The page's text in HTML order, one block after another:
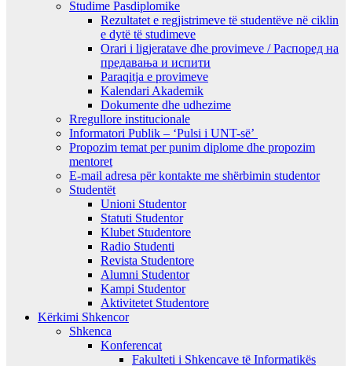
Studime Pasdiplomike
Rezultatet e regjistrimeve të studentëve në ciklin
e dytë të studimeve
Orari i ligjeratave dhe provimeve / Распоред на
предавањa и испити
Paraqitja e provimeve
Kalendari Akademik
Dokumente dhe udhezime
Rregullore institucionale
Informatori Publik – ‘Pulsi i UNT-së’
Propozim temat per punim diplome dhe propozim
mentoret
E-mail adresa për kontakte me shërbimin studentor
Studentët
Unioni Studentor
Statuti Studentor
Klubet Studentore
Radio Studenti
Revista Studentore
Alumni Studentor
Kampi Studentor
Aktivitetet Studentore
Kërkimi Shkencor
Shkenca
Konferencat
Fakulteti i Shkencave të Informatikës